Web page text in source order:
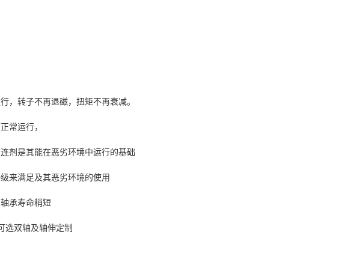
转子不再退磁，扭矩不再衰减。
常运行，
是其能在恶劣环境中运行的基础
来满足及其恶劣环境的使用
承寿命稍短
双轴及轴伸定制